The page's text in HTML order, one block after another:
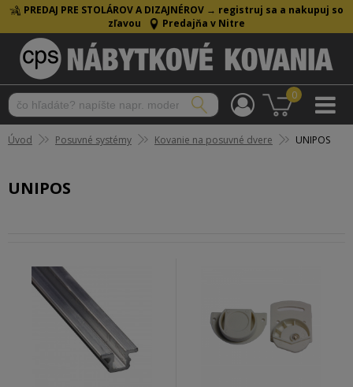
PREDAJ PRE STOLÁROV A DIZAJNÉROV → registruj sa a nakupuj so
zľavou
Predajňa v Nitre
0
Úvod Posuvné systémy Kovanie na posuvné dvere UNIPOS
UNIPOS